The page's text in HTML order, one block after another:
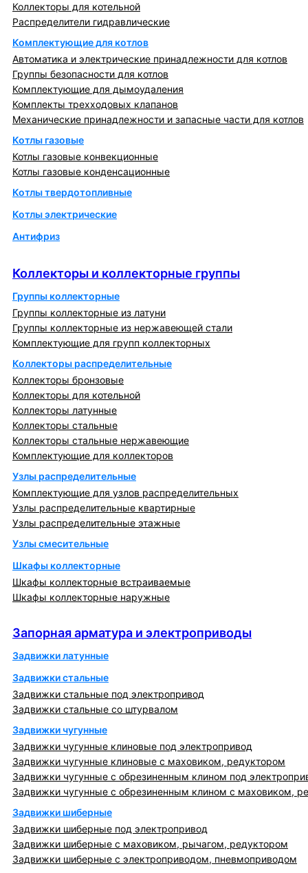
Коллекторы для котельной
Распределители гидравлические
Комплектующие для котлов
Автоматика и электрические принадлежности для котлов
Группы безопасности для котлов
Комплектующие для дымоудаления
Комплекты трехходовых клапанов
Механические принадлежности и запасные части для котлов
Котлы газовые
Котлы газовые конвекционные
Котлы газовые конденсационные
Котлы твердотопливные
Котлы электрические
Антифриз
Коллекторы и коллекторные группы
Группы коллекторные
Группы коллекторные из латуни
Группы коллекторные из нержавеющей стали
Комплектующие для групп коллекторных
Коллекторы распределительные
Коллекторы бронзовые
Коллекторы для котельной
Коллекторы латунные
Коллекторы стальные
Коллекторы стальные нержавеющие
Комплектующие для коллекторов
Узлы распределительные
Комплектующие для узлов распределительных
Узлы распределительные квартирные
Узлы распределительные этажные
Узлы смесительные
Шкафы коллекторные
Шкафы коллекторные встраиваемые
Шкафы коллекторные наружные
Запорная арматура и электроприводы
Задвижки латунные
Задвижки стальные
Задвижки стальные под электропривод
Задвижки стальные со штурвалом
Задвижки чугунные
Задвижки чугунные клиновые под электропривод
Задвижки чугунные клиновые с маховиком, редуктором
Задвижки чугунные с обрезиненным клином под
Задвижки чугунные с обрезиненным клином с маховиком,
Задвижки шиберные
Задвижки шиберные под электропривод
Задвижки шиберные с маховиком, рычагом, редуктором
Задвижки шиберные с электроприводом, пневмоприводом